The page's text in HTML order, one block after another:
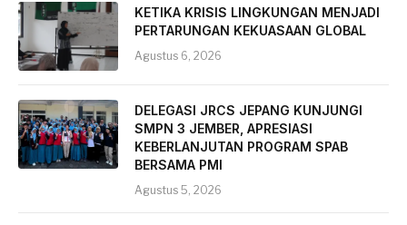
KETIKA KRISIS LINGKUNGAN MENJADI
PERTARUNGAN KEKUASAAN GLOBAL
Agustus 6, 2026
DELEGASI JRCS JEPANG KUNJUNGI
SMPN 3 JEMBER, APRESIASI
KEBERLANJUTAN PROGRAM SPAB
BERSAMA PMI
Agustus 5, 2026